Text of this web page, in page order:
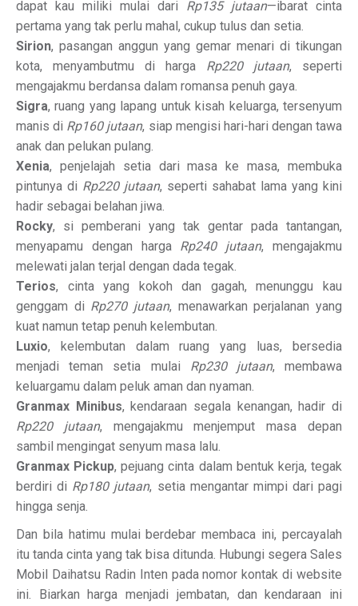
dapat kau miliki mulai dari Rp135 jutaan—ibarat cinta
pertama yang tak perlu mahal, cukup tulus dan setia.
Sirion, pasangan anggun yang gemar menari di tikungan
kota, menyambutmu di harga Rp220 jutaan, seperti
mengajakmu berdansa dalam romansa penuh gaya.
Sigra, ruang yang lapang untuk kisah keluarga, tersenyum
manis di Rp160 jutaan, siap mengisi hari-hari dengan tawa
anak dan pelukan pulang.
Xenia, penjelajah setia dari masa ke masa, membuka
pintunya di Rp220 jutaan, seperti sahabat lama yang kini
hadir sebagai belahan jiwa.
Rocky, si pemberani yang tak gentar pada tantangan,
menyapamu dengan harga Rp240 jutaan, mengajakmu
melewati jalan terjal dengan dada tegak.
Terios, cinta yang kokoh dan gagah, menunggu kau
genggam di Rp270 jutaan, menawarkan perjalanan yang
kuat namun tetap penuh kelembutan.
Luxio, kelembutan dalam ruang yang luas, bersedia
menjadi teman setia mulai Rp230 jutaan, membawa
keluargamu dalam peluk aman dan nyaman.
Granmax Minibus, kendaraan segala kenangan, hadir di
Rp220 jutaan, mengajakmu menjemput masa depan
sambil mengingat senyum masa lalu.
Granmax Pickup, pejuang cinta dalam bentuk kerja, tegak
berdiri di Rp180 jutaan, setia mengantar mimpi dari pagi
hingga senja.
Dan bila hatimu mulai berdebar membaca ini, percayalah
itu tanda cinta yang tak bisa ditunda. Hubungi segera Sales
Mobil Daihatsu Radin Inten pada nomor kontak di website
ini. Biarkan harga menjadi jembatan, dan kendaraan ini